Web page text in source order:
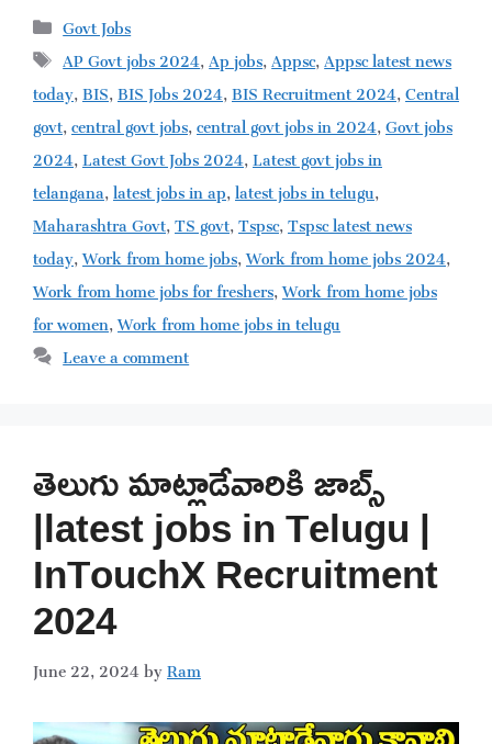
Categories
Govt Jobs
Tags
AP Govt jobs 2024,Ap jobs,Appsc,Appsc latest news
today,BIS,BIS Jobs 2024,BIS Recruitment 2024,Central
govt,central govt jobs,central govt jobs in 2024,Govt jobs
2024,Latest Govt Jobs 2024,Latest govt jobs in
telangana,latest jobs in ap,latest jobs in telugu,
Maharashtra Govt,TS govt,Tspsc,Tspsc latest news
today,Work from home jobs,Work from home jobs 2024,
Work from home jobs for freshers,Work from home jobs
for women,Work from home jobs in telugu
Leave a comment
తెలుగు మాట్లాడేవారికి జాబ్స్
|latest jobs in Telugu |
InTouchX Recruitment
2024
June 22, 2024byRam